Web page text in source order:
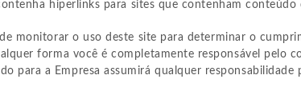
hiperlinks para sites que contenham conteúdo
monitorar o uso deste site para determinar o
forma você é completamente responsável pelo
para a Empresa assumirá qualquer responsabilidade